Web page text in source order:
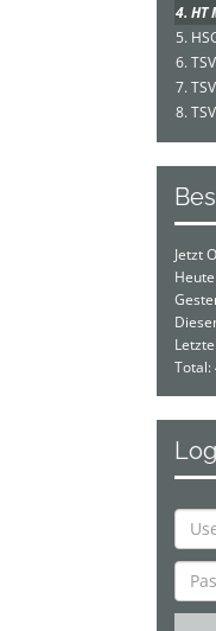
4. HT
5.
6.
7.
8.
Jetzt
Total: